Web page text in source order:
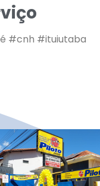
#cnh #ituiutaba